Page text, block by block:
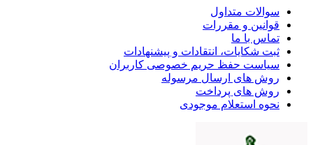
سوالات متداول
قوانین و مقررات
تماس با ما
ثبت شکایات، انتقادات و پیشنهادات
سیاست حفظ حریم خصوصی کاربران
روش های ارسال مرسوله
روش های پرداخت
نحوه استعلام موجودی